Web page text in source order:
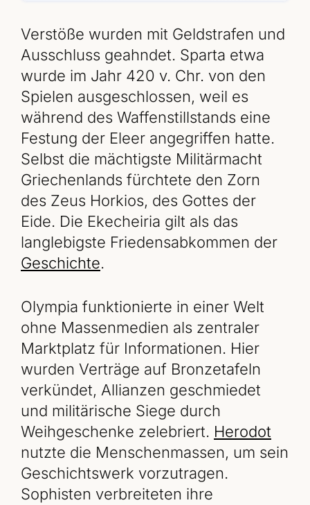
Verstöße wurden mit Geldstrafen und
Ausschluss geahndet. Sparta etwa
wurde im Jahr 420 v. Chr. von den
Spielen ausgeschlossen, weil es
während des Waffenstillstands eine
Festung der Eleer angegriffen hatte.
Selbst die mächtigste Militärmacht
Griechenlands fürchtete den Zorn
des Zeus Horkios, des Gottes der
Eide. Die Ekecheiria gilt als das
langlebigste Friedensabkommen der
Geschichte.
Olympia funktionierte in einer Welt
ohne Massenmedien als zentraler
Marktplatz für Informationen. Hier
wurden Verträge auf Bronzetafeln
verkündet, Allianzen geschmiedet
und militärische Siege durch
Weihgeschenke zelebriert. Herodot
nutzte die Menschenmassen, um sein
Geschichtswerk vorzutragen.
Sophisten verbreiteten ihre